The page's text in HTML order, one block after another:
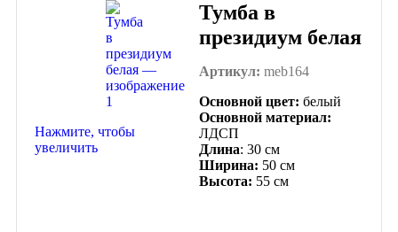
Нажмите, чтобы
увеличить
Тумба в
президиум белая
Артикул: meb164
Основной цвет: белый
Основной материал:
ЛДСП
Длина: 30 см
Ширина: 50 см
Высота: 55 см